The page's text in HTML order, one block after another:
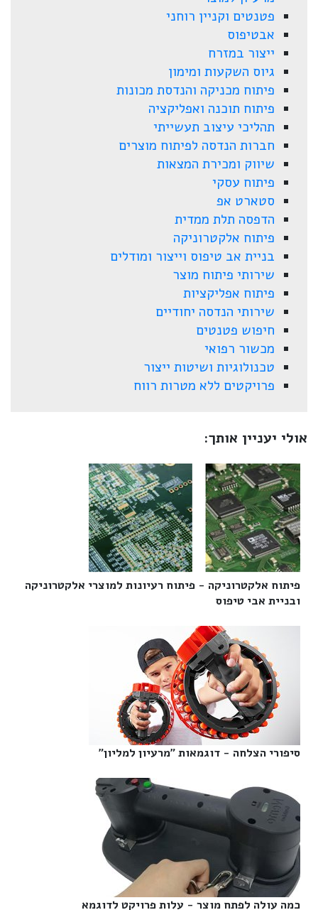
פטנטים וקניין רוחני
אבטיפוס
ייצור במזרח
גיוס השקעות ומימון
פיתוח מכניקה והנדסת מכונות
פיתוח תוכנה ואפליקציה
תהליכי עיצוב תעשייתי
חברות הנדסה לפיתוח מוצרים
שיווק ומכירת המצאות
פיתוח עסקי
סטארט אפ
הדפסה תלת ממדית
פיתוח אלקטרוניקה
בניית אב טיפוס וייצור ומודלים
שירותי פיתוח מוצר
פיתוח אפליקציות
שירותי הנדסה יחודיים
חיפוש פטנטים
מכשור רפואי
טכנולוגיות ושיטות ייצור
פרויקטים ללא מטרות רווח
אולי יעניין אותך:
פיתוח אלקטרוניקה - פיתוח רעיונות למוצרי אלקטרוניקה
ובניית אבי טיפוס‎
סיפורי הצלחה - דוגמאות "מרעיון למליון"‎
כמה עולה לפתח מוצר - עלות פרויקט לדוגמא‎